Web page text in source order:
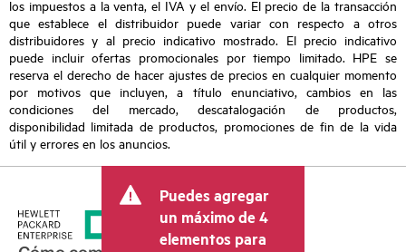
los impuestos a la venta, el IVA y el envío. El precio de la transacción
que establece el distribuidor puede variar con respecto a otros
distribuidores y al precio indicativo mostrado. El precio indicativo
puede incluir ofertas promocionales por tiempo limitado. HPE se
reserva el derecho de hacer ajustes de precios en cualquier momento
por motivos que incluyen, a título enunciativo, cambios en las
condiciones del mercado, descatalogación de productos,
disponibilidad limitada de productos, promociones de fin de la vida
útil y errores en los anuncios.
Puedes agregar
un máximo de 4
elementos para